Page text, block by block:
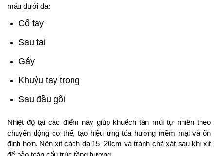
máu dưới da:
Cổ tay
Sau tai
Gáy
Khuỷu tay trong
Sau đầu gối
Nhiệt độ tại các điểm này giúp khuếch tán mùi tự nhiên theo
chuyển động cơ thể, tạo hiệu ứng tỏa hương mềm mại và ổn
định hơn. Nên xịt cách da 15–20cm và tránh chà xát sau khi xịt
để bảo toàn cấu trúc tầng hương.